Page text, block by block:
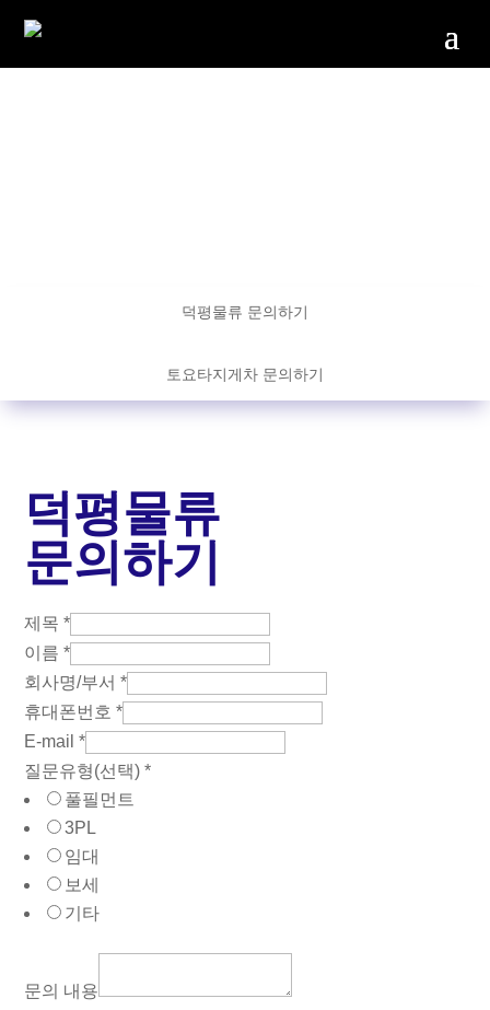
덕평물류 문의하기
토요타지게차 문의하기
덕평물류
문의하기
제목*
이름*
회사명/부서*
내
용
회
사
명/
부
서
질
휴대폰번호*
E-mail*
질문유형(선택)*
풀필먼트
3PL
임대
보세
기타
문의 내용